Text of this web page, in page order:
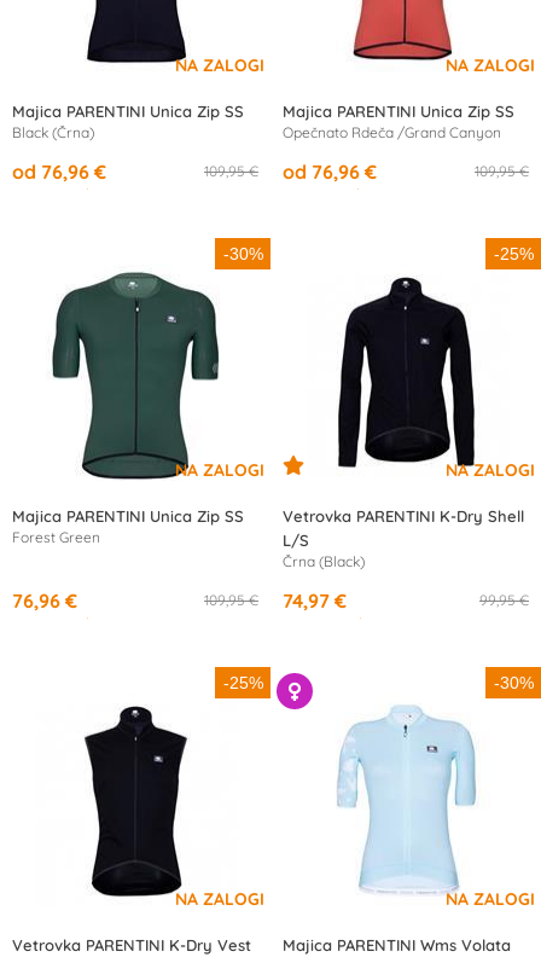
Majica PARENTINI Unica Zip SS
Black (Črna)
109,95 €
od 76,96 €
/mesec
Majica PARENTINI Unica Zip SS
Opečnato Rdeča /Grand Canyon
109,95 €
od 76,96 €
/mesec
-30%
Majica PARENTINI Unica Zip SS
Forest Green
109,95 €
76,96 €
/mesec
-25%
Vetrovka PARENTINI K-Dry Shell
L/S
Črna (Black)
99,95 €
74,97 €
/mesec
-25%
Vetrovka PARENTINI K-Dry Vest
-30%
Majica PARENTINI Wms Volata